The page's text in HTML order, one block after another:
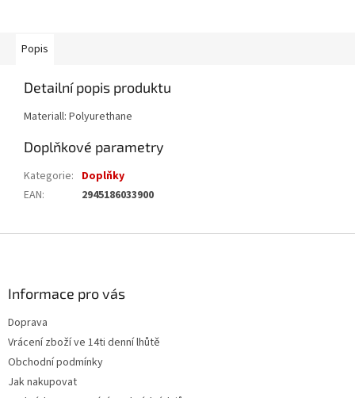
Popis
Detailní popis produktu
Materiall: Polyurethane
Doplňkové parametry
Kategorie: Doplňky
EAN: 2945186033900
Informace pro vás
Doprava
Vrácení zboží ve 14ti denní lhůtě
Obchodní podmínky
Jak nakupovat